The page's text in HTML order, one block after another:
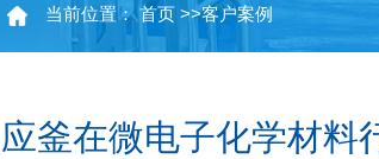
当前位置：首页 >>客户案例
釜在微电子化学材料